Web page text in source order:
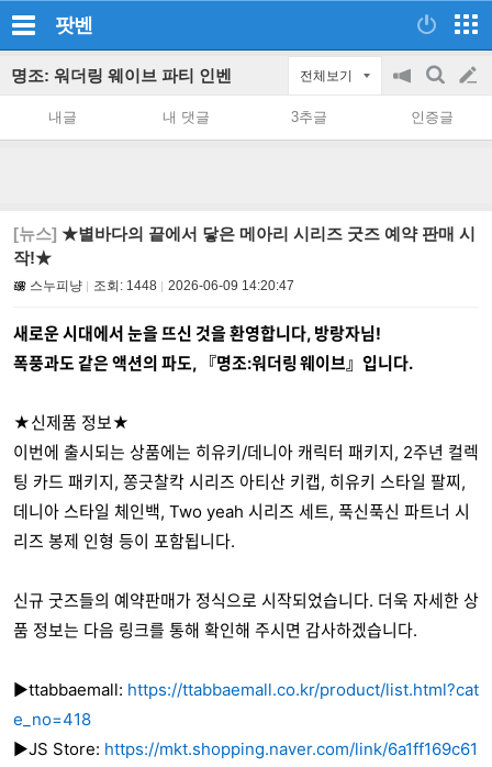
팟벤
명조: 워더링 웨이브 파티 인벤 전체보기
공
on/off
검
색
글
쓰
내글 내 댓글 3추글 인증글
[뉴스] ★별바다의 끝에서 닿은 메아리 시리즈 굿즈 예약 판매 시
작!★
스누피냥 조회: 1448 2026-06-09 14:20:47
새로운 시대에서 눈을 뜨신 것을 환영합니다, 방랑자님!
폭풍과도 같은 액션의 파도, 『명조:워더링 웨이브』입니다.
★신제품 정보★
이번에 출시되는 상품에는 히유키/데니아 캐릭터 패키지, 2주년 컬렉
팅 카드 패키지, 쫑긋찰칵 시리즈 아티산 키캡, 히유키 스타일 팔찌,
데니아 스타일 체인백, Two yeah 시리즈 세트, 푹신푹신 파트너 시
리즈 봉제 인형 등이 포함됩니다.
신규 굿즈들의 예약판매가 정식으로 시작되었습니다. 더욱 자세한 상
품 정보는 다음 링크를 통해 확인해 주시면 감사하겠습니다.
▶ttabbaemall: https://ttabbaemall.co.kr/product/list.html?cat
e_no=418
▶JS Store: https://mkt.shopping.naver.com/link/6a1ff169c61